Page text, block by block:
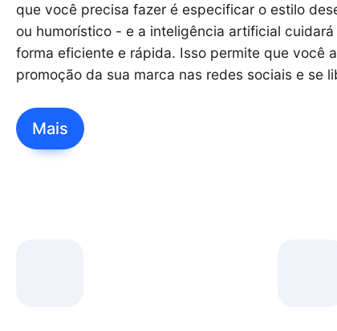
que você precisa fazer é especificar o estilo
ou humorístico - e a inteligência artificial
forma eficiente e rápida. Isso permite que você
promoção da sua marca nas redes sociais e se
Mais